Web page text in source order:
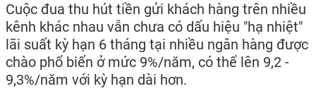
Cuộc đua thu hút tiền gửi khách hàng trên nhiều
kênh khác nhau vẫn chưa có dấu hiệu "hạ nhiệt"
lãi suất kỳ hạn 6 tháng tại nhiều ngân hàng được
chào phổ biến ở mức 9%/năm, có thể lên 9,2 -
9,3%/năm với kỳ hạn dài hơn.